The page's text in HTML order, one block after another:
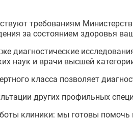
требованиям
за состоянием здоровья
диагностические
наук и врачи высшей
класса позволяет
других профильных
клиники: мы готовы